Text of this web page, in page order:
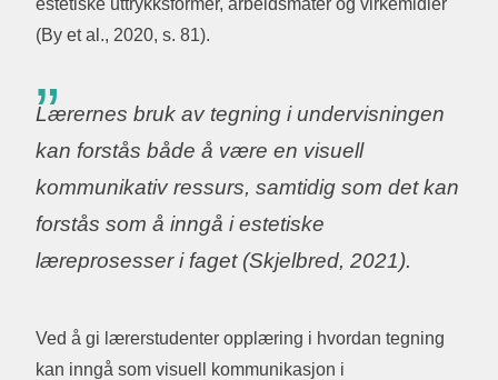
estetiske uttrykksformer, arbeidsmåter og virkemidler
(By et al., 2020, s. 81).
Lærernes bruk av tegning i undervisningen
kan forstås både å være en visuell
kommunikativ ressurs, samtidig som det kan
forstås som å inngå i estetiske
læreprosesser i faget (Skjelbred, 2021).
Ved å gi lærerstudenter opplæring i hvordan tegning
kan inngå som visuell kommunikasjon i